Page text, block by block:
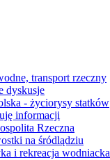
transport rzeczny
dyskusje
- życiorysy statków
informacji
Rzeczna
na śródlądziu
i rekreacja wodniacka